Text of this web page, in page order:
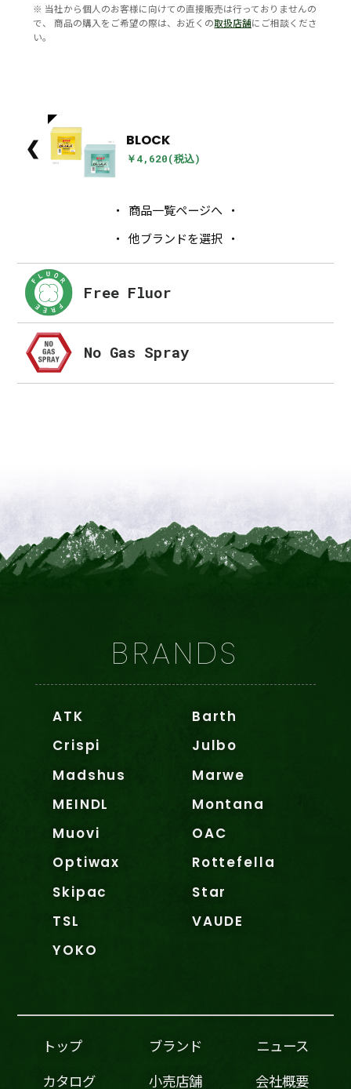
※ 当社から個人のお客様に向けての直接販売は行っておりませんの
で、 商品の購入をご希望の際は、お近くの取扱店舗にご相談くださ
い。
❮ BLOCK
￥4,620(税込)
商品一覧ページへ
他ブランドを選択
Free Fluor
No Gas Spray
BRANDS
ATK
Barth
Crispi
Julbo
Madshus
Marwe
MEINDL
Montana
Muovi
OAC
Optiwax
Rottefella
Skipac
Star
TSL
VAUDE
YOKO
トップ ブランド
ニュース
カタログ
小売店舗 会社概要